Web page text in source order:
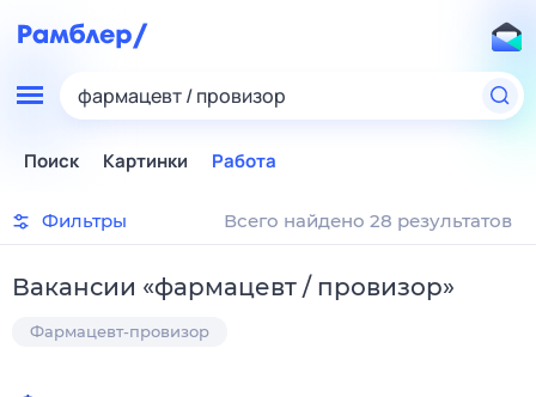
фармацевт / провизор
Поиск Картинки Работа
Фильтры Всего найдено 28 результатов
Вакансии «фармацевт / провизор»
Фармацевт-провизор